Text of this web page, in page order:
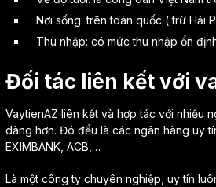
Nơi sống: trên toàn quốc ( trừ Hải
Thu nhập: có mức thu nhập ổn
Đối tác liên kết với
VaytienAZ liên kết và hợp tác với nhiều
dàng hơn. Đó đều là các ngân hàng uy
EXIMBANK, ACB,…
Là một công ty chuyên nghiệp, uy tín